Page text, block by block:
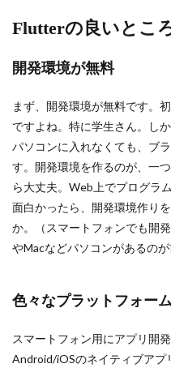
Flutterの良いとこ
開発環境が無料
まず、開発環境が無料です。
ですよね。特に学生さん。し
パソコンに入れなくても、ブ
す。開発環境を作るのが、一
ら大丈夫。Web上でプログラ
面白かったら、開発環境作り
か。（スマートフォンでも開
やMacなどパソコンがあるのが
色々なプラットフォー
スマートフォン用にアプリ開
Android/iOSのネイティブアプ